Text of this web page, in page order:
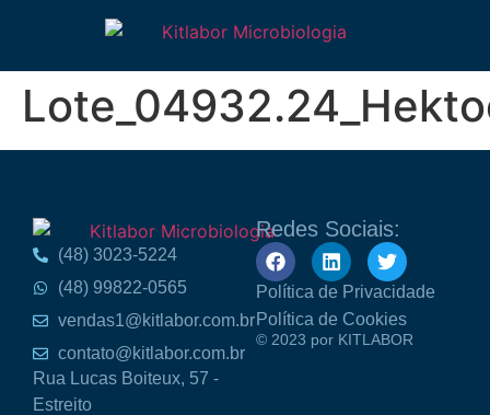
(48) 3023-5224
(48) 99822-0565
vendas1@kitlabor.com.br
contato@kitlabor.com.br
Rua Lucas Boiteux, 57 -
Estreito
Redes Sociais:
Política de Privacidade
Política de Cookies
© 2023 por KITLABOR